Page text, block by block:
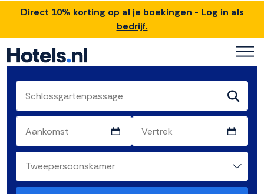
Direct 10% korting op al je boekingen - Log in als
bedrijf.